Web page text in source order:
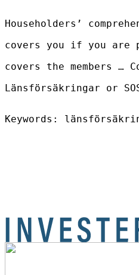
Householders’
covers you if you
covers the members …
Länsförsäkringar or
Keywords: